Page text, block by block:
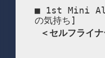
■ 1st Mini
の気持ち]
＜セルフライ